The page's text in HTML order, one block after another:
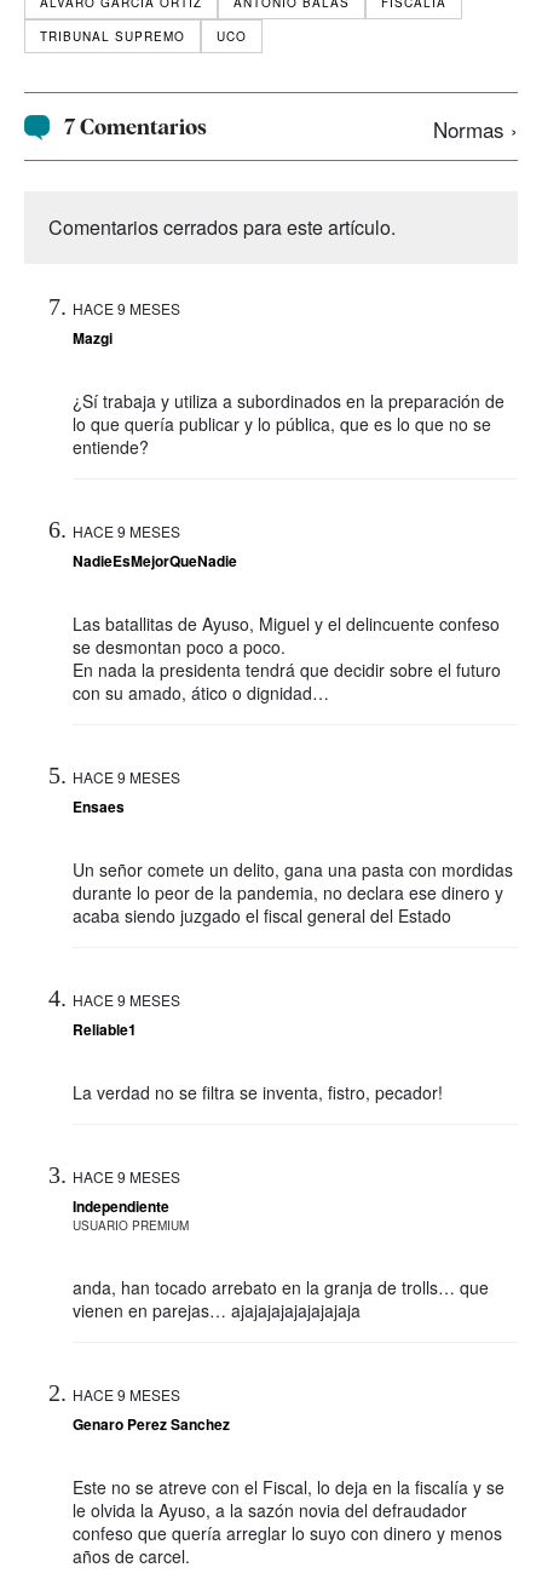
TRIBUNAL SUPREMO
UCO
7 Comentarios Normas ›
Comentarios cerrados para este artículo.
HACE 9 MESES
Mazgi
¿Sí trabaja y utiliza a subordinados en la preparación de
lo que quería publicar y lo pública, que es lo que no se
entiende?
HACE 9 MESES
NadieEsMejorQueNadie
Las batallitas de Ayuso, Miguel y el delincuente confeso
se desmontan poco a poco.
En nada la presidenta tendrá que decidir sobre el futuro
con su amado, ático o dignidad…
HACE 9 MESES
Ensaes
Un señor comete un delito, gana una pasta con mordidas
durante lo peor de la pandemia, no declara ese dinero y
acaba siendo juzgado el fiscal general del Estado
HACE 9 MESES
Reliable1
La verdad no se filtra se inventa, fistro, pecador!
HACE 9 MESES
Independiente
USUARIO PREMIUM
anda, han tocado arrebato en la granja de trolls… que
vienen en parejas… ajajajajajajajajaja
HACE 9 MESES
Genaro Perez Sanchez
Este no se atreve con el Fiscal, lo deja en la fiscalía y se
le olvida la Ayuso, a la sazón novia del defraudador
confeso que quería arreglar lo suyo con dinero y menos
años de carcel.